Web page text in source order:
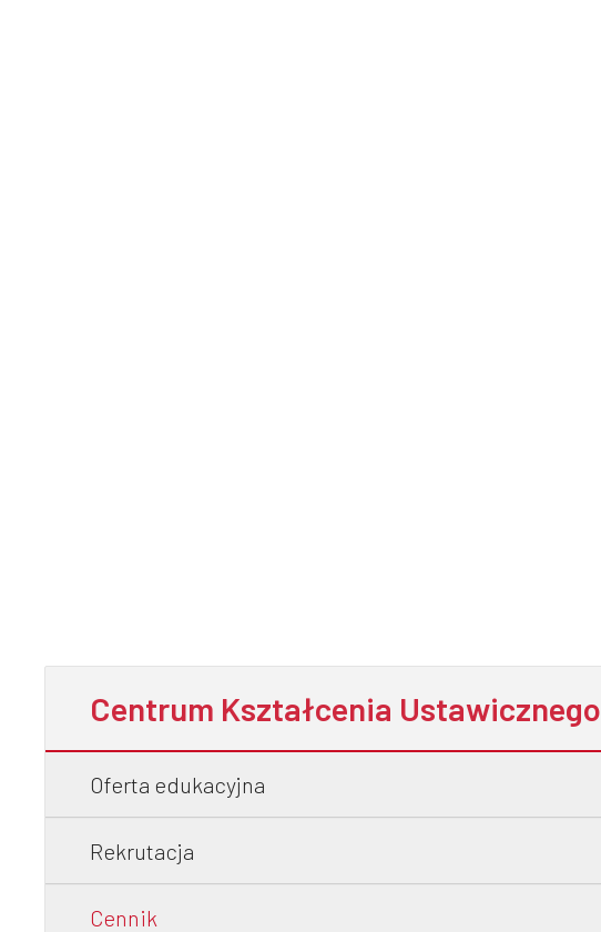
Centrum Kształcenia Ustawicznego
Oferta edukacyjna
Rekrutacja
Cennik